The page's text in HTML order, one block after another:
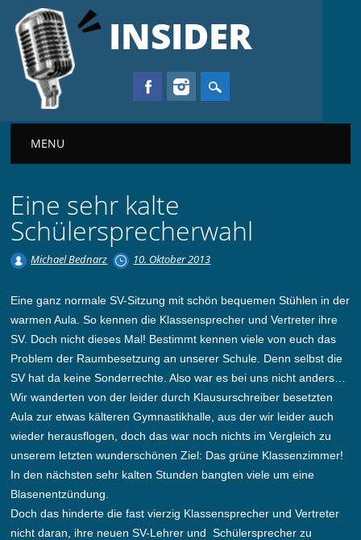
INSIDER
Main menu
MENU
Eine sehr kalte
Schülersprecherwahl
Michael Bednarz 10. Oktober 2013
Eine ganz normale SV-Sitzung mit schön bequemen Stühlen in der
warmen Aula. So kennen die Klassensprecher und Vertreter ihre
SV. Doch nicht dieses Mal! Bestimmt kennen viele von euch das
Problem der Raumbesetzung an unserer Schule. Denn selbst die
SV hat da keine Sonderrechte. Also war es bei uns nicht anders…
Wir wanderten von der leider durch Klausurschreiber besetzten
Aula zur etwas kälteren Gymnastikhalle, aus der wir leider auch
wieder herausflogen, doch das war noch nichts im Vergleich zu
unserem letzten wunderschönen Ziel: Das grüne Klassenzimmer!
In den nächsten sehr kalten Stunden bangten viele um eine
Blasenentzündung.
Doch das hinderte die fast vierzig Klassensprecher und Vertreter
nicht daran, ihre neuen SV-Lehrer und Schülersprecher zu